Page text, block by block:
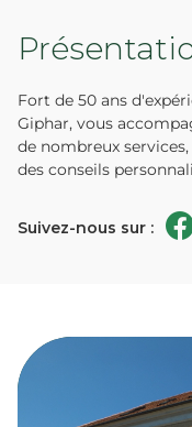
Fort de 50 ans
Giphar, vous
de nombreux
des conseils
Suivez-nous sur :